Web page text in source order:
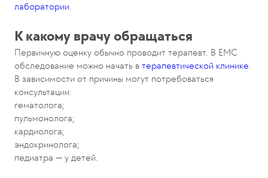
лаборатории.
К какому врачу обращаться
Первичную оценку обычно проводит терапевт. В EMC
обследование можно начать в терапевтической клинике.
В зависимости от причины могут потребоваться
консультации:
гематолога;
пульмонолога;
кардиолога;
эндокринолога;
педиатра — у детей.